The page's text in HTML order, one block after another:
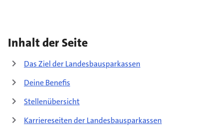
Inhalt der Seite
Das Ziel der Landesbausparkassen
Deine Benefis
Stellenübersicht
Karriereseiten der Landesbausparkassen